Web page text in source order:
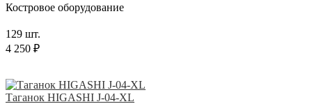
Костровое оборудование
129 шт.
4 250 ₽
Таганок HIGASHI J-04-XL